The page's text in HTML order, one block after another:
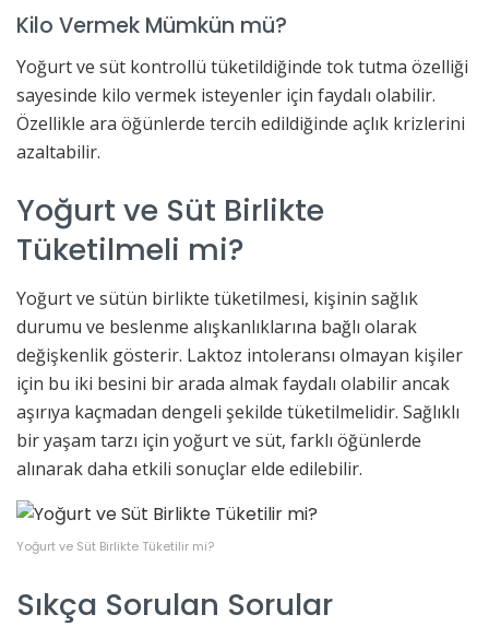
Kilo Vermek Mümkün mü?
Yoğurt ve süt kontrollü tüketildiğinde tok tutma özelliği
sayesinde kilo vermek isteyenler için faydalı olabilir.
Özellikle ara öğünlerde tercih edildiğinde açlık krizlerini
azaltabilir.
Yoğurt ve Süt Birlikte
Tüketilmeli mi?
Yoğurt ve sütün birlikte tüketilmesi, kişinin sağlık
durumu ve beslenme alışkanlıklarına bağlı olarak
değişkenlik gösterir. Laktoz intoleransı olmayan kişiler
için bu iki besini bir arada almak faydalı olabilir ancak
aşırıya kaçmadan dengeli şekilde tüketilmelidir. Sağlıklı
bir yaşam tarzı için yoğurt ve süt, farklı öğünlerde
alınarak daha etkili sonuçlar elde edilebilir.
Yoğurt ve Süt Birlikte Tüketilir mi?
Sıkça Sorulan Sorular